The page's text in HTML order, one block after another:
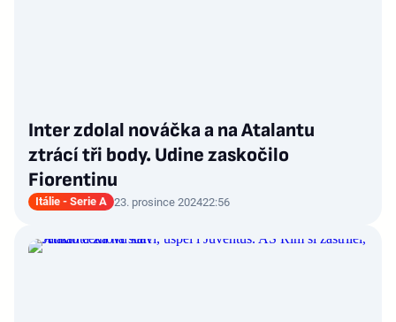
Inter zdolal nováčka a na Atalantu
ztrácí tři body. Udine zaskočilo
Fiorentinu
Itálie - Serie A 23. prosince 202422:56